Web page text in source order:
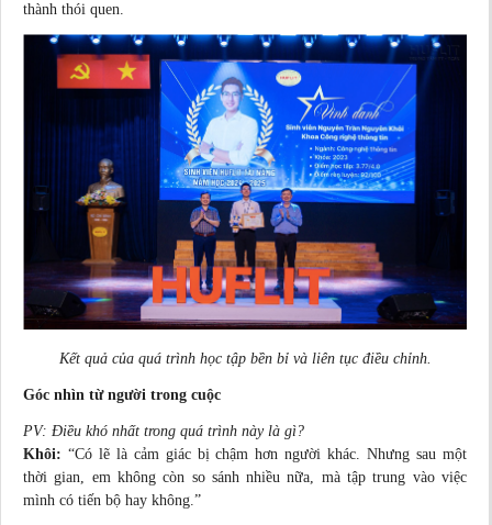
thành thói quen.
Kết quả của quá trình học tập bền bỉ và liên tục điều chỉnh.
Góc nhìn từ người trong cuộc
PV: Điều khó nhất trong quá trình này là gì?
Khôi: “Có lẽ là cảm giác bị chậm hơn người khác. Nhưng sau một
thời gian, em không còn so sánh nhiều nữa, mà tập trung vào việc
mình có tiến bộ hay không.”